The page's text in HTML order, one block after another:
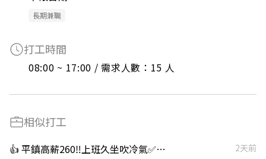
長期兼職
打工時間
08:00 ~ 17:00 / 需求人數：15 人
相似打工
👍 平鎮高薪260‼️上班久坐吹冷氣✅日領週領通通有
2天前